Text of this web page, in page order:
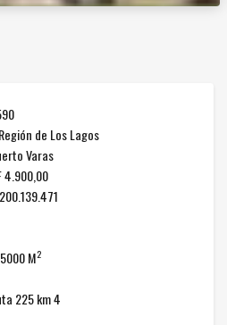
de Los Lagos
Varas
4.900,00
M2
225 km 4